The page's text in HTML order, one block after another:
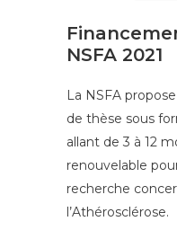
NSFA 2021
La NSFA
de thèse sous
allant de 3 à 12
renouvelable
recherche
l’Athérosclérose.